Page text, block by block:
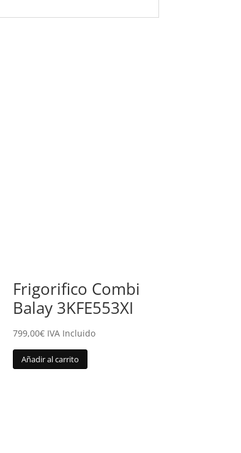
Frigorifico Combi
Balay 3KFE553XI
799,00€ IVA Incluido
Añadir al carrito